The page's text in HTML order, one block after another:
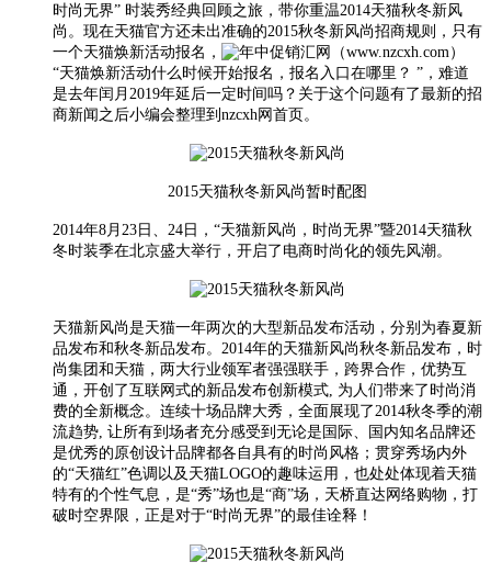
时尚无界” 时装秀经典回顾之旅，带你重温2014天猫秋冬新风
尚。现在天猫官方还未出准确的2015秋冬新风尚招商规则，只有
一个天猫焕新活动报名，
“天猫焕新活动什么时候开始报名，报名入口在哪里？ ”，难道
是去年闰月2019年延后一定时间吗？关于这个问题有了最新的招
商新闻之后小编会整理到nzcxh网首页。
2015天猫秋冬新风尚暂时配图
2014年8月23日、24日，“天猫新风尚，时尚无界”暨2014天猫秋
冬时装季在北京盛大举行，开启了电商时尚化的领先风潮。
天猫新风尚是天猫一年两次的大型新品发布活动，分别为春夏新
品发布和秋冬新品发布。2014年的天猫新风尚秋冬新品发布，时
尚集团和天猫，两大行业领军者强强联手，跨界合作，优势互
通，开创了互联网式的新品发布创新模式, 为人们带来了时尚消
费的全新概念。连续十场品牌大秀，全面展现了2014秋冬季的潮
流趋势, 让所有到场者充分感受到无论是国际、国内知名品牌还
是优秀的原创设计品牌都各自具有的时尚风格；贯穿秀场内外
的“天猫红”色调以及天猫LOGO的趣味运用，也处处体现着天猫
特有的个性气息，是“秀”场也是“商”场，天桥直达网络购物，打
破时空界限，正是对于“时尚无界”的最佳诠释！